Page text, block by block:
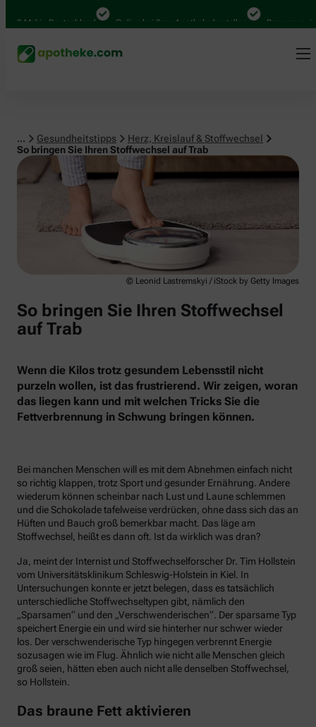
Mal in Deutschland Online bei Ihrer Apotheke bestellen Bequem
... Gesundheitstipps
Herz, Kreislauf & Stoffwechsel
So bringen Sie Ihren Stoffwechsel auf Trab
Herz, Kreislauf & Stoffwechsel
© Leonid Lastremskyi / iStock by Getty Images
So bringen Sie Ihren Stoffwechsel
auf Trab
Wenn die Kilos trotz gesundem Lebensstil nicht
purzeln wollen, ist das frustrierend. Wir zeigen, woran
das liegen kann und mit welchen Tricks Sie die
Fettverbrennung in Schwung bringen können.
Bei manchen Menschen will es mit dem Abnehmen einfach nicht
so richtig klappen, trotz Sport und gesunder Ernährung. Andere
wiederum können scheinbar nach Lust und Laune schlemmen
und die Schokolade tafelweise verdrücken, ohne dass sich das an
Hüften und Bauch groß bemerkbar macht. Das läge am
Stoffwechsel, heißt es dann oft. Ist da wirklich was dran?
Ja, meint der Internist und Stoffwechselforscher Dr. Tim Hollstein
vom Universitätsklinikum Schleswig-Holstein in Kiel. In
Untersuchungen konnte er jetzt belegen, dass es tatsächlich
unterschiedliche Stoffwechseltypen gibt, nämlich den
„Sparsamen“ und den „Verschwenderischen“. Der sparsame Typ
speichert Energie ein und wird sie hinterher nur schwer wieder
los. Der verschwenderische Typ hingegen verbrennt Energie
sozusagen wie im Flug. Ähnlich wie nicht alle Menschen gleich
groß seien, hätten eben auch nicht alle denselben Stoffwechsel,
so Hollstein.
Das braune Fett aktivieren